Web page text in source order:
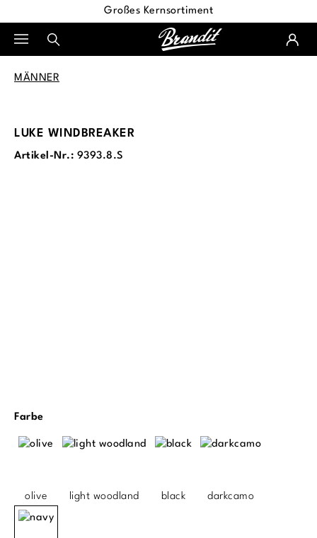
Großes Kernsortiment
MÄNNER
LUKE WINDBREAKER
Artikel-Nr.: 9393.8.S
Farbeauswählen
olive light woodland black darkcamo